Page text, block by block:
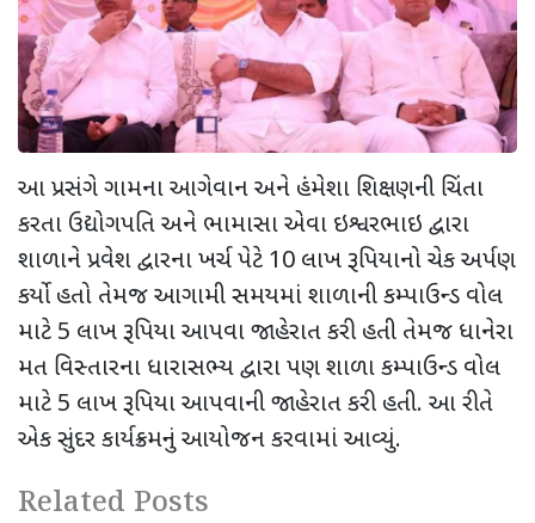
આ પ્રસંગે ગામના આગેવાન અને હંમેશા શિક્ષણની ચિંતા
કરતા ઉદ્યોગપતિ અને ભામાસા એવા ઇશ્વરભાઇ દ્વારા
શાળાને પ્રવેશ દ્વારના ખર્ચ પેટે 10 લાખ રૂપિયાનો ચેક અર્પણ
કર્યો હતો તેમજ આગામી સમયમાં શાળાની કમ્પાઉન્ડ વોલ
માટે 5 લાખ રૂપિયા આપવા જાહેરાત કરી હતી તેમજ ધાનેરા
મત વિસ્તારના ધારાસભ્ય દ્વારા પણ શાળા કમ્પાઉન્ડ વોલ
માટે 5 લાખ રૂપિયા આપવાની જાહેરાત કરી હતી. આ રીતે
એક સુંદર કાર્યક્રમનું આયોજન કરવામાં આવ્યું.
Related Posts